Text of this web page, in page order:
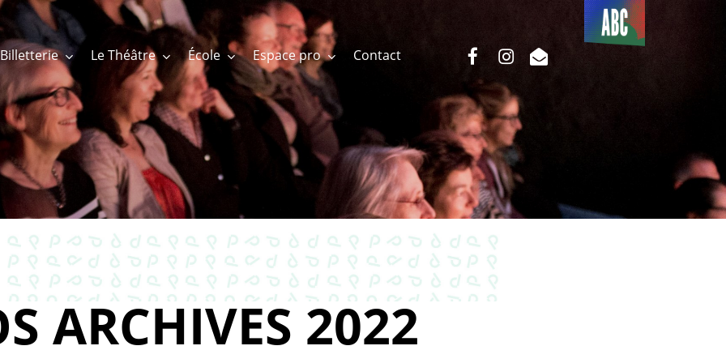
Billetterie Le Théâtre École Espace pro Contact
Du côté
de l’ABC
facebookinstagram
email
ARCHIVES 2022